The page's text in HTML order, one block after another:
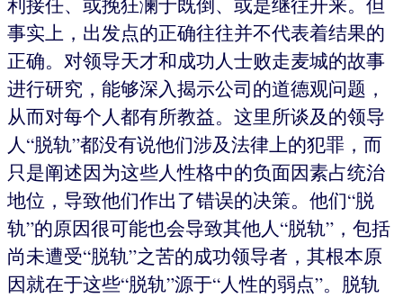
事实上，出发点的正确往往并不代表着结果的
正确。对领导天才和成功人士败走麦城的故事
进行研究，能够深入揭示公司的道德观问题，
从而对每个人都有所教益。这里所谈及的领导
人“脱轨”都没有说他们涉及法律上的犯罪，而
只是阐述因为这些人性格中的负面因素占统治
地位，导致他们作出了错误的决策。他们“脱
轨”的原因很可能也会导致其他人“脱轨”，包括
尚未遭受“脱轨”之苦的成功领导者，其根本原
因就在于这些“脱轨”源于“人性的弱点”。脱轨